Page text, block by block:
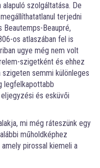
szolgáltatása. De
terjedni
Beautemps-Beaupré,
os atlaszában fel is
ugye még nem volt
szigetként és ehhez
semmi különleges
legfelkapottabb
és esküvői
mi még ráteszünk egy
műholdképhez
pirossal kiemeli a